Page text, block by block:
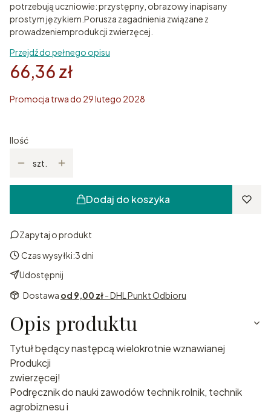
potrzebują uczniowie: przystępny, obrazowy inapisany
prostym językiem.Porusza zagadnienia związane z
prowadzeniemprodukcji zwierzęcej.
Przejdź do pełnego opisu
66,36 zł
Promocja trwa do 29 lutego 2028
Ilość
szt.
Dodaj do koszyka
Zapytaj o produkt
Czas wysyłki:3 dni
Udostępnij
Dostawa od 9,00 zł- DHL Punkt Odbioru
Opis produktu
Tytuł będący następcą wielokrotnie wznawianej
Produkcji
zwierzęcej!
Podręcznik do nauki zawodów technik rolnik, technik
agrobiznesu i